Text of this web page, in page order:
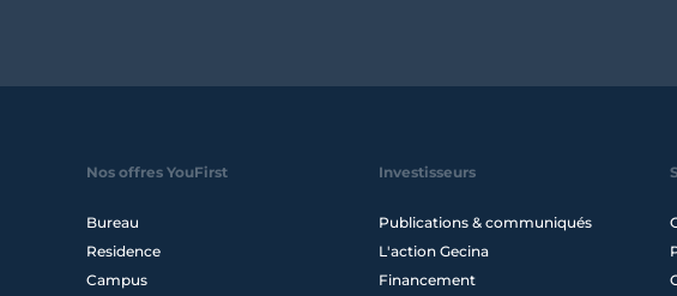
Nos offres YouFirst
Bureau
Residence
Campus
Investisseurs
Publications & communiqués
L'action Gecina
Financement